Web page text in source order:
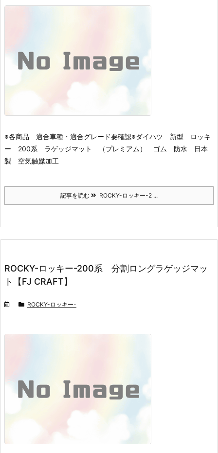
※各商品 適合車種・適合グレード要確認※ダイハツ 新型 ロッキ
ー 200系 ラゲッジマット （プレミアム） ゴム 防水 日本
製 空気触媒加工
記事を読む ROCKY-ロッキー-2 ...
ROCKY-ロッキー-200系 分割ロングラゲッジマッ
ト【FJ CRAFT】
ROCKY-ロッキー-